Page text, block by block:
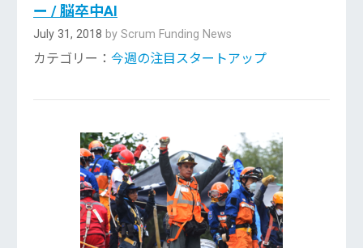
ー / 脳卒中AI
July 31, 2018 by Scrum Funding News
カテゴリー：今週の注目スタートアップ